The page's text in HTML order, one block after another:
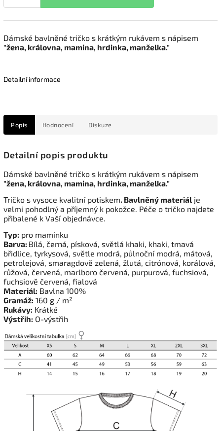
Dámské bavlněné tričko s krátkým rukávem s nápisem
"žena, královna, mamina, hrdinka, manželka."
Detailní informace
Popis Hodnocení Diskuze
Detailní popis produktu
Dámské bavlněné tričko s krátkým rukávem s nápisem
"žena, královna, mamina, hrdinka, manželka."
Tričko s vysoce kvalitní potiskem. Bavlněný materiál je
velmi pohodlný a příjemný k pokožce. Péče o tričko najdete
přibalené k Vaší objednávce.
Typ: pro maminku
Barva: Bílá, černá, písková, světlá khaki, khaki, tmavá
břidlice, tyrkysová, světle modrá, půlnoční modrá, mátová,
petrolejová, smaragdově zelená, žlutá, citrónová, korálová,
růžová, červená, marlboro červená, purpurová, fuchsiová,
fuchsiově červená, fialová
Materiál: Bavlna 100%
Gramáž: 160 g / m²
Rukávy: Krátké
Výstřih: O-výstřih